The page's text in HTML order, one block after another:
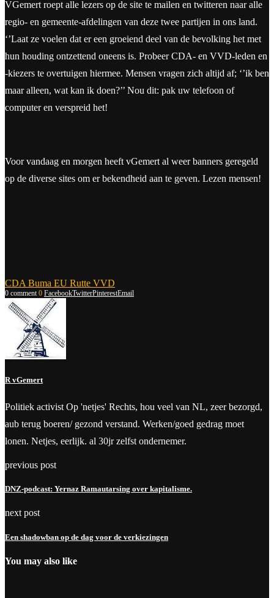
VGemert roept alle lezers op de site te mailen en twitteren naar alle
regio- en gemeente-afdelingen van deze twee partijen in ons land.
‘’Laat ze voelen dat er een groeiend deel van de bevolking het met
hun houding ontzettend oneens is. Probeer CDA- en VVD-leden en
-kiezers te overtuigen hiermee. Mensen vragen zich altijd af; ‘’ik ben
maar alleen, wat kan ik doen?’’ Nou dit: pak uw telefoon of
computer en verspreid het!
Voor vandaag en morgen heeft vGemert al weer banners geregeld
op de diverse sites om er bekendheid aan te geven. Lezen mensen!
CDA Buma EU Rutte VVD
0 comment 0 FacebookTwitterPinterestEmail
R vGemert
Politiek activist Op 'netjes' Rechts, hou veel van NL, zeer bezorgd,
aub terug boeren/ gezond verstand. Werken/goed gedrag moet
lonen. Netjes, eerlijk. al 30jr zelfst ondernemer.
previous post
DNZ-podcast: Yernaz Ramautarsing over kapitalisme.
next post
Een shadowban op de dag voor de verkiezingen
You may also like